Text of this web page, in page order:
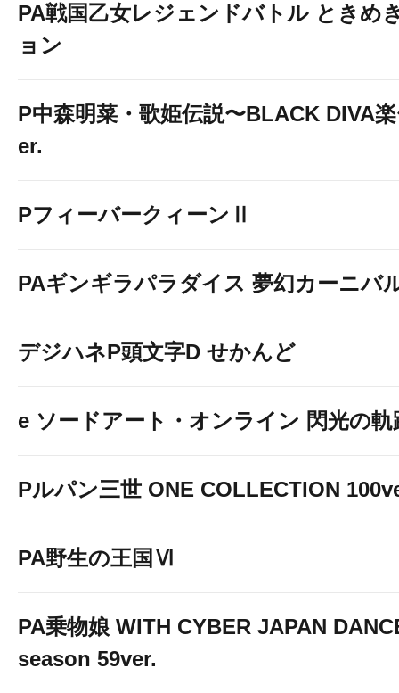
PA戦国乙女レジェンドバトル ときめ
ョン
P中森明菜・歌姫伝説〜BLACK DIVA
er.
PフィーバークィーンⅡ
PAギンギラパラダイス 夢幻カーニバ
デジハネP頭文字D せかんど
e ソードアート・オンライン 閃光の軌
Pルパン三世 ONE COLLECTION
PA野生の王国Ⅵ
PA乗物娘 WITH CYBER JAPAN
season 59ver.